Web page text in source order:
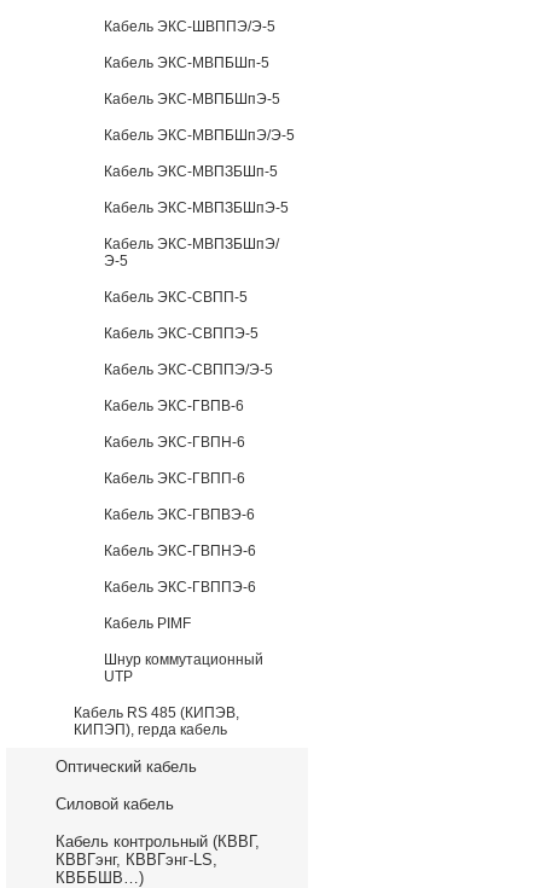
Кабель ЭКС-ШВППЭ/Э-5
Кабель ЭКС-МВПБШп-5
Кабель ЭКС-МВПБШпЭ-5
Кабель ЭКС-МВПБШпЭ/Э-5
Кабель ЭКС-МВПЗБШп-5
Кабель ЭКС-МВПЗБШпЭ-5
Кабель ЭКС-МВПЗБШпЭ/
Э-5
Кабель ЭКС-СВПП-5
Кабель ЭКС-СВППЭ-5
Кабель ЭКС-СВППЭ/Э-5
Кабель ЭКС-ГВПВ-6
Кабель ЭКС-ГВПН-6
Кабель ЭКС-ГВПП-6
Кабель ЭКС-ГВПВЭ-6
Кабель ЭКС-ГВПНЭ-6
Кабель ЭКС-ГВППЭ-6
Кабель PIMF
Шнур коммутационный
UTP
Кабель RS 485 (КИПЭВ,
КИПЭП), герда кабель
Оптический кабель
Силовой кабель
Кабель контрольный (КВВГ,
КВВГэнг, КВВГэнг-LS,
КВББШВ…)